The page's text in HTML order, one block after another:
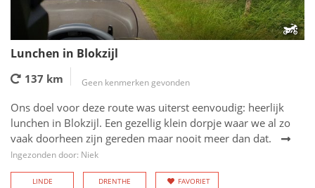
Lunchen in Blokzijl
137 km Geen kenmerken gevonden
Ons doel voor deze route was uiterst eenvoudig: heerlijk
lunchen in Blokzijl. Een gezellig klein dorpje waar we al zo
vaak doorheen zijn gereden maar nooit meer dan dat.
Ingezonden door: Niek
LINDE DRENTHE FAVORIET